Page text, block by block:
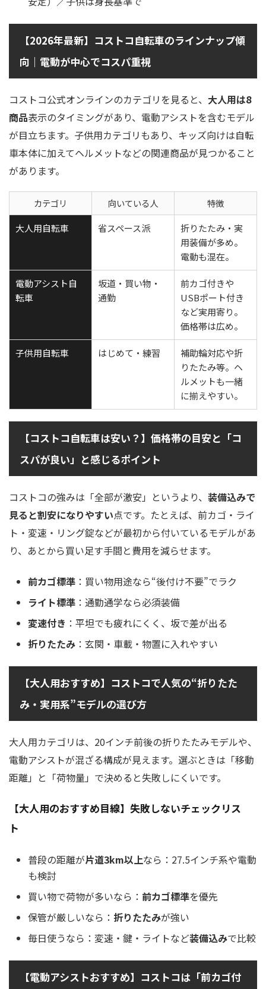
【2026年最新】コストコ自転車のラインナップ傾
向｜電動が中心でコスパ重視
コストコ公式オンラインのカテゴリを見ると、 大人用は8
商品表示のタイミングがあり、電動アシストを含むモデル
が目立ちます。子供用カテゴリもあり、キッズ向けは自転
車本体に加えてヘルメットなどの関連商品が見つかること
があります。
カテゴリ 向いている人
特徴
大人用自転車
省スペース派
折りたたみ・実
用装備が多め。
電動も混在。
電動アシスト自
転車
坂道・買い物・
通勤
前カゴ付きや
USBポート付き
など実用寄り。
価格帯は広め。
子供用自転車 はじめて・練習
補助輪対応や折
りたたみ等。ヘ
ルメットも一緒
に揃えやすい。
【コストコ自転車は安い？】価格帯の目安と「コ
スパが良い」と感じるポイント
コストコの強みは「全部が激安」というより、 装備込みで
見ると割安になりやすい点です。たとえば、前カゴ・ライ
ト・変速・リング錠などが最初から付いているモデルがあ
り、あとから買い足す手間と費用を減らせます。
前カゴ標準 ：買い物用途なら“後付け不要”でラク
ライト標準 ：通勤通学なら必須装備
変速付き ：平坦でも疲れにくく、坂で差が出る
折りたたみ ：玄関・車載・物置に入れやすい
【大人用おすすめ】コストコで人気の“折りたた
み・実用系”モデルの選び方
大人用カテゴリは、20インチ前後の折りたたみモデルや、
電動アシストが混ざる構成が見えます。選ぶときは「移動
距離」と「荷物量」で決めると失敗しにくいです。
【大人用のおすすめ目線】失敗しないチェックリス
ト
普段の距離が片道3km以上なら：27.5インチ系や電動
も検討
買い物で荷物が多いなら： 前カゴ標準を優先
保管が厳しいなら： 折りたたみが強い
毎日使うなら：変速・鍵・ライトなど装備込みで比較
【電動アシストおすすめ】コストコは「前カゴ付